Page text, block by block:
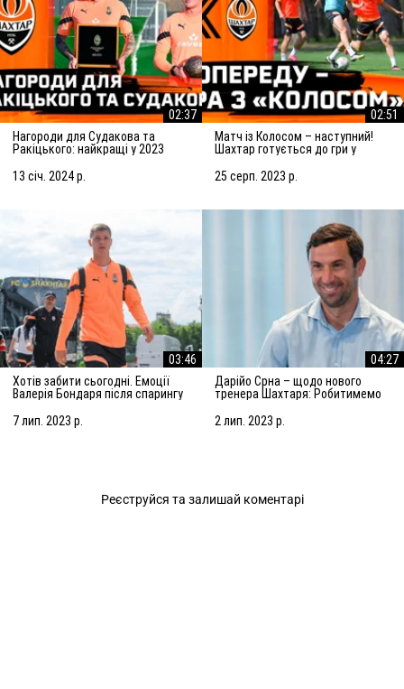
02:37
Нагороди для Судакова та
Ракіцького: найкращі у 2023
13 січ. 2024 р.
02:51
Матч із Колосом – наступний!
Шахтар готується до гри у
25 серп. 2023 р.
03:46
Хотів забити сьогодні. Емоції
Валерія Бондаря після спарингу
7 лип. 2023 р.
04:27
Дарійо Срна – щодо нового
тренера Шахтаря: Робитимемо
2 лип. 2023 р.